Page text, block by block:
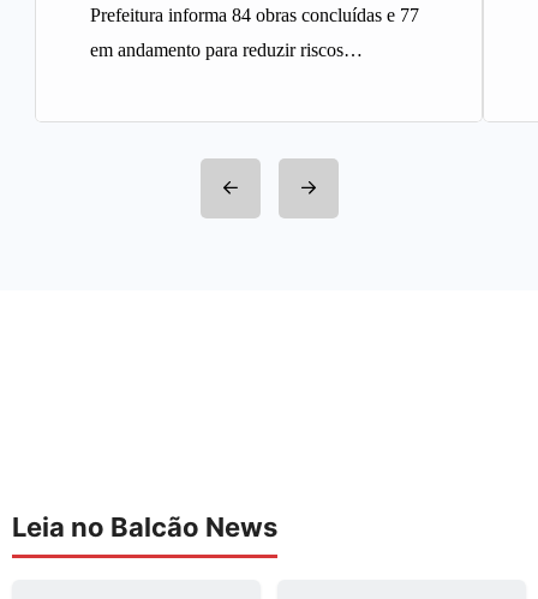
Prefeitura informa 84 obras concluídas e 77
em andamento para reduzir riscos
Horizonte…
Leia no Balcão News